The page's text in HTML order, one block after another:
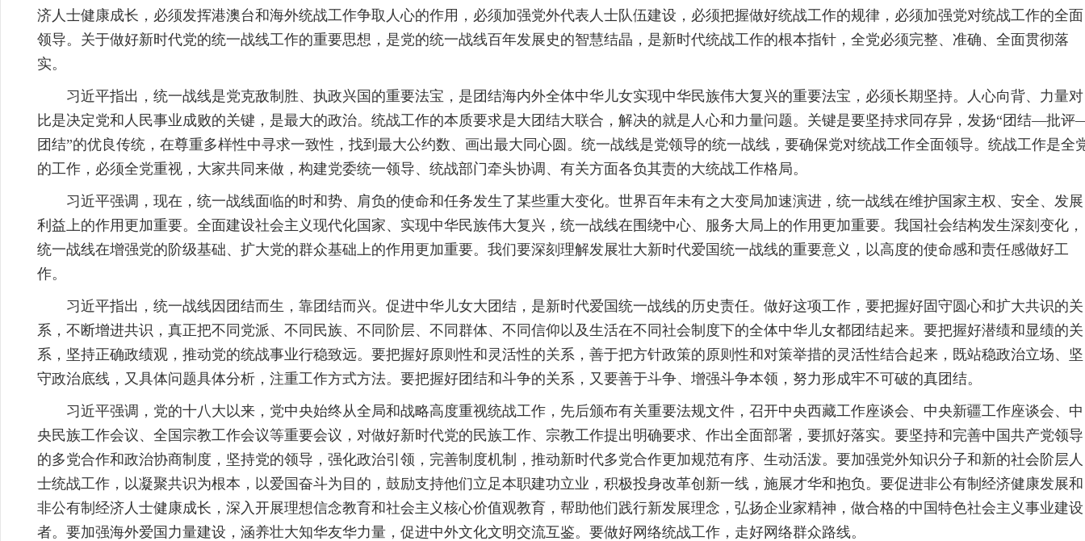
济人士健康成长，必须发挥港澳台和海外统战工作争取人心的作用，必须加强党外代表人士队伍建设，必须把握做好统战工作的规律，必须加强党对统战工作的全面
领导。关于做好新时代党的统一战线工作的重要思想，是党的统一战线百年发展史的智慧结晶，是新时代统战工作的根本指针，全党必须完整、准确、全面贯彻落
实。
习近平指出，统一战线是党克敌制胜、执政兴国的重要法宝，是团结海内外全体中华儿女实现中华民族伟大复兴的重要法宝，必须长期坚持。人心向背、力量对
比是决定党和人民事业成败的关键，是最大的政治。统战工作的本质要求是大团结大联合，解决的就是人心和力量问题。关键是要坚持求同存异，发扬“团结—批评
团结”的优良传统，在尊重多样性中寻求一致性，找到最大公约数、画出最大同心圆。统一战线是党领导的统一战线，要确保党对统战工作全面领导。统战工作是全
的工作，必须全党重视，大家共同来做，构建党委统一领导、统战部门牵头协调、有关方面各负其责的大统战工作格局。
习近平强调，现在，统一战线面临的时和势、肩负的使命和任务发生了某些重大变化。世界百年未有之大变局加速演进，统一战线在维护国家主权、安全、发展
利益上的作用更加重要。全面建设社会主义现代化国家、实现中华民族伟大复兴，统一战线在围绕中心、服务大局上的作用更加重要。我国社会结构发生深刻变化，
统一战线在增强党的阶级基础、扩大党的群众基础上的作用更加重要。我们要深刻理解发展壮大新时代爱国统一战线的重要意义，以高度的使命感和责任感做好工
作。
习近平指出，统一战线因团结而生，靠团结而兴。促进中华儿女大团结，是新时代爱国统一战线的历史责任。做好这项工作，要把握好固守圆心和扩大共识的关
系，不断增进共识，真正把不同党派、不同民族、不同阶层、不同群体、不同信仰以及生活在不同社会制度下的全体中华儿女都团结起来。要把握好潜绩和显绩的关
系，坚持正确政绩观，推动党的统战事业行稳致远。要把握好原则性和灵活性的关系，善于把方针政策的原则性和对策举措的灵活性结合起来，既站稳政治立场、坚
守政治底线，又具体问题具体分析，注重工作方式方法。要把握好团结和斗争的关系，又要善于斗争、增强斗争本领，努力形成牢不可破的真团结。
习近平强调，党的十八大以来，党中央始终从全局和战略高度重视统战工作，先后颁布有关重要法规文件，召开中央西藏工作座谈会、中央新疆工作座谈会、中
央民族工作会议、全国宗教工作会议等重要会议，对做好新时代党的民族工作、宗教工作提出明确要求、作出全面部署，要抓好落实。要坚持和完善中国共产党领导
的多党合作和政治协商制度，坚持党的领导，强化政治引领，完善制度机制，推动新时代多党合作更加规范有序、生动活泼。要加强党外知识分子和新的社会阶层人
士统战工作，以凝聚共识为根本，以爱国奋斗为目的，鼓励支持他们立足本职建功立业，积极投身改革创新一线，施展才华和抱负。要促进非公有制经济健康发展和
非公有制经济人士健康成长，深入开展理想信念教育和社会主义核心价值观教育，帮助他们践行新发展理念，弘扬企业家精神，做合格的中国特色社会主义事业建设
者。要加强海外爱国力量建设，涵养壮大知华友华力量，促进中外文化文明交流互鉴。要做好网络统战工作，走好网络群众路线。